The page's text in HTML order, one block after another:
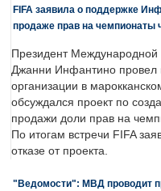
FIFA заявила о поддержке
продаже прав на чемпионаты
Президент
Джанни Инфантино провел
организации в
обсуждался проект по
продажи доли прав на
По итогам встречи FIFA
отказе от проекта.
"Ведомости": МВД проводит